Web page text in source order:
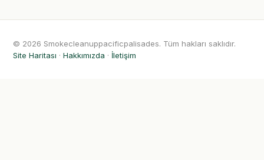
© 2026 Smokecleanuppacificpalisades. Tüm hakları saklıdır.
Site Haritası · Hakkımızda · İletişim